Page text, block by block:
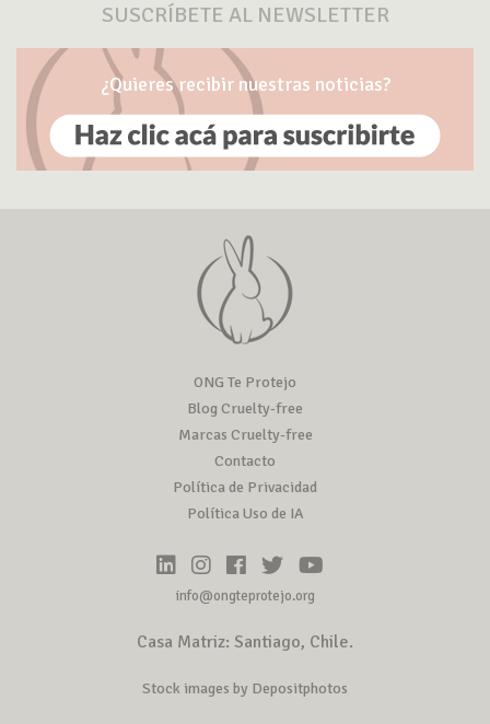
SUSCRÍBETE AL NEWSLETTER
¿Quieres recibir nuestras noticias?
ONG Te Protejo
Blog Cruelty-free
Marcas Cruelty-free
Contacto
Política de Privacidad
Política Uso de IA
info@ongteprotejo.org
Casa Matriz: Santiago, Chile.
Stock images by Depositphotos